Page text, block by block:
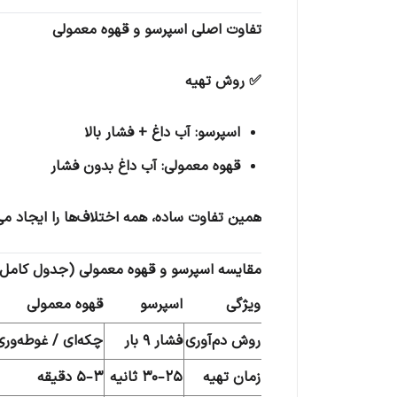
تفاوت اصلی اسپرسو و قهوه معمولی
✅ روش تهیه
اسپرسو: آب داغ + فشار بالا
قهوه معمولی: آب داغ بدون فشار
همین تفاوت ساده، همه اختلاف‌ها را ایجاد
مقایسه اسپرسو و قهوه معمولی (جدول
ویژگی
اسپرسو
قهوه معمولی
روش دم‌آوریفشار 9 بار
چکه‌ای /
زمان تهیه
25–30 ثانیه 3–5 دقیقه